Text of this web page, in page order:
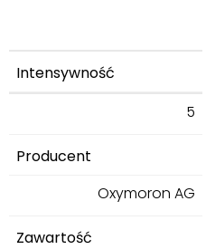
Intensywność
5
Producent
Oxymoron AG
Zawartość